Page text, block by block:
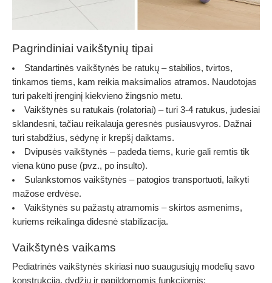
Pagrindiniai vaikštynių tipai
Standartinės vaikštynės be ratukų– stabilios, tvirtos,
tinkamos tiems, kam reikia maksimalios atramos. Naudotojas
turi pakelti įrenginį kiekvieno žingsnio metu.
Vaikštynės su ratukais (rolatoriai) – turi 3-4 ratukus, judesiai
sklandesni, tačiau reikalauja geresnės pusiausvyros. Dažnai
turi stabdžius, sėdynę ir krepšį daiktams.
Dvipusės vaikštynės – padeda tiems, kurie gali remtis tik
viena kūno puse (pvz., po insulto).
Sulankstomos vaikštynės – patogios transportuoti, laikyti
mažose erdvėse.
Vaikštynės su pažastų atramomis – skirtos asmenims,
kuriems reikalinga didesnė stabilizacija.
Vaikštynės vaikams
Pediatrinės vaikštynės skiriasi nuo suaugusiųjų modelių savo
konstrukcija, dydžiu ir papildomomis funkcijomis: